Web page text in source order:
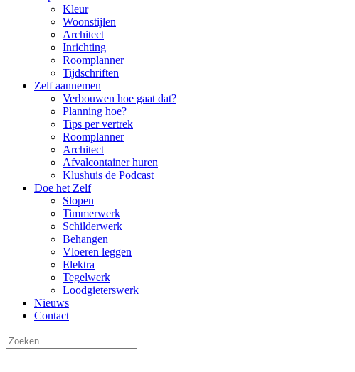
Kleur
Woonstijlen
Architect
Inrichting
Roomplanner
Tijdschriften
Zelf aannemen
Verbouwen hoe gaat dat?
Planning hoe?
Tips per vertrek
Roomplanner
Architect
Afvalcontainer huren
Klushuis de Podcast
Doe het Zelf
Slopen
Timmerwerk
Schilderwerk
Behangen
Vloeren leggen
Elektra
Tegelwerk
Loodgieterswerk
Nieuws
Contact